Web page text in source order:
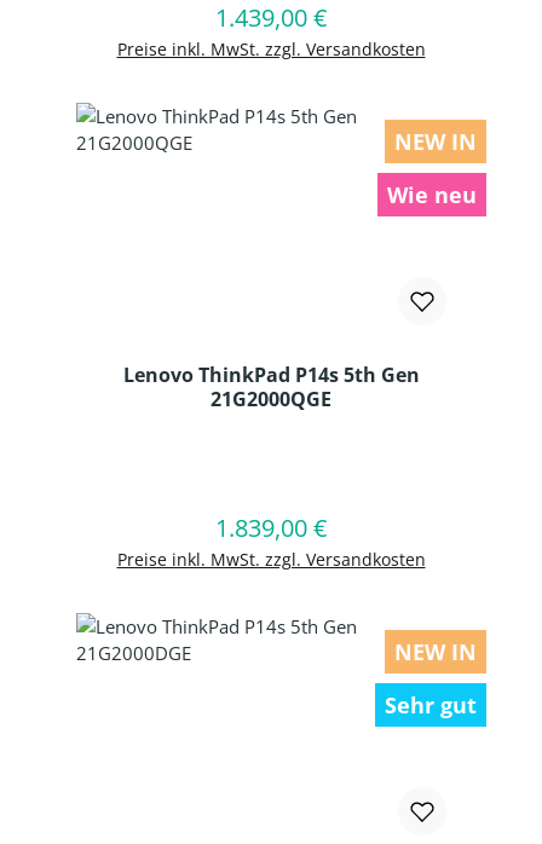
Regulärer Preis:
1.439,00 €
Preise inkl. MwSt. zzgl. Versandkosten
In den Warenkorb
NEW IN
Wie neu
Lenovo ThinkPad P14s 5th Gen
21G2000QGE
Regulärer Preis:
1.839,00 €
Preise inkl. MwSt. zzgl. Versandkosten
In den Warenkorb
NEW IN
Sehr gut